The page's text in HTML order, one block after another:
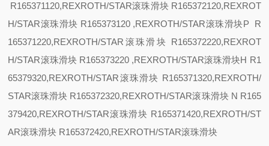
R165371120,REXROTH/STAR滚珠滑块 R165372120,REXROT
H/STAR滚珠滑块 R165373120 ,REXROTH/STAR滚珠滑块P R
165371220,REXROTH/STAR滚珠滑块 R165372220,REXROT
H/STAR滚珠滑块 R165373220 ,REXROTH/STAR滚珠滑块H R1
65379320,REXROTH/STAR滚珠滑块 R165371320,REXROTH/
STAR滚珠滑块 R165372320,REXROTH/STAR滚珠滑块 N R165
379420,REXROTH/STAR滚珠滑块 R165371420,REXROTH/ST
AR滚珠滑块 R165372420,REXROTH/STAR滚珠滑块